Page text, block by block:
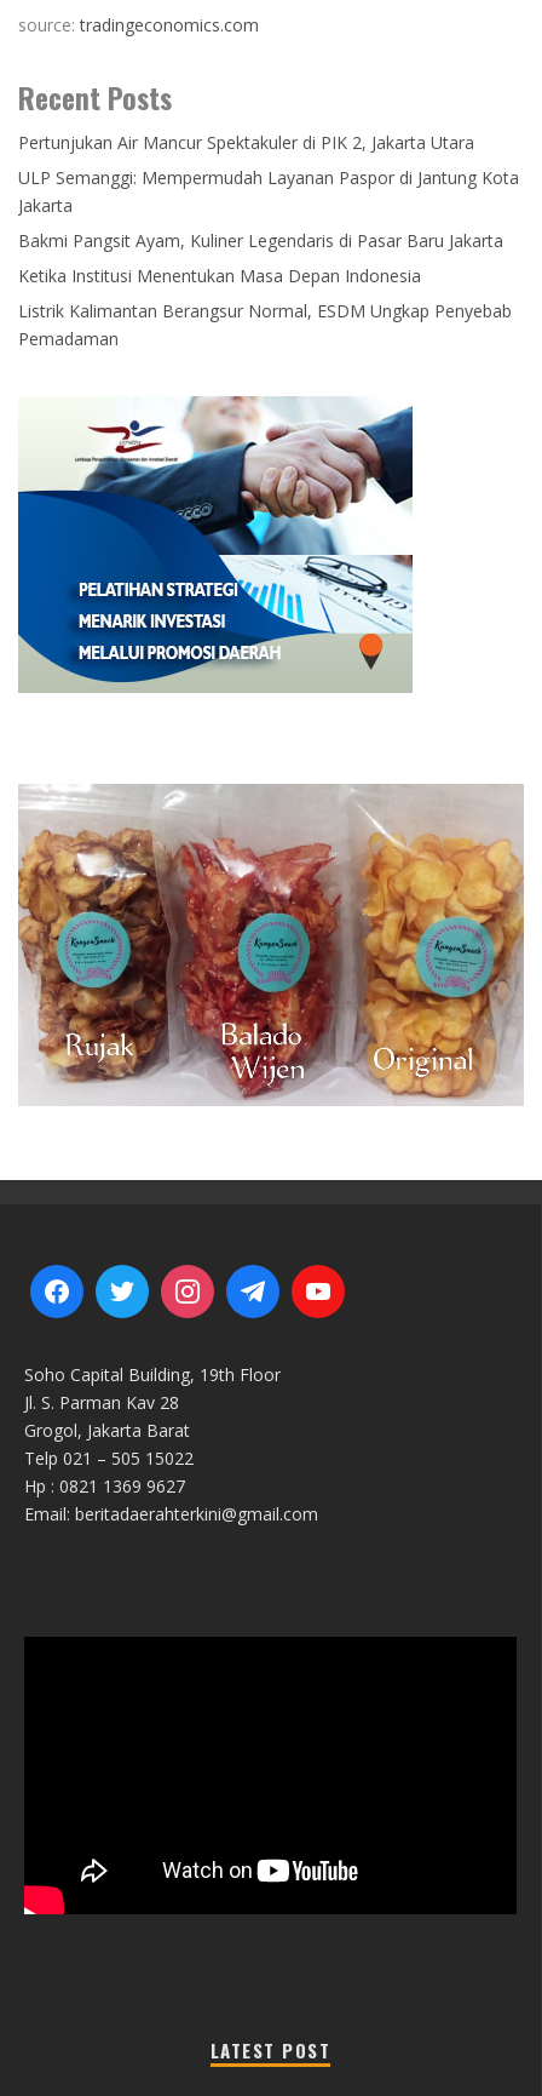
source:tradingeconomics.com
Recent Posts
Pertunjukan Air Mancur Spektakuler di PIK 2, Jakarta Utara
ULP Semanggi: Mempermudah Layanan Paspor di Jantung Kota
Jakarta
Bakmi Pangsit Ayam, Kuliner Legendaris di Pasar Baru Jakarta
Ketika Institusi Menentukan Masa Depan Indonesia
Listrik Kalimantan Berangsur Normal, ESDM Ungkap Penyebab
Pemadaman
Soho Capital Building, 19th Floor
Jl. S. Parman Kav 28
Grogol, Jakarta Barat
Telp 021 – 505 15022
Hp : 0821 1369 9627
Email: beritadaerahterkini@gmail.com
LATEST POST